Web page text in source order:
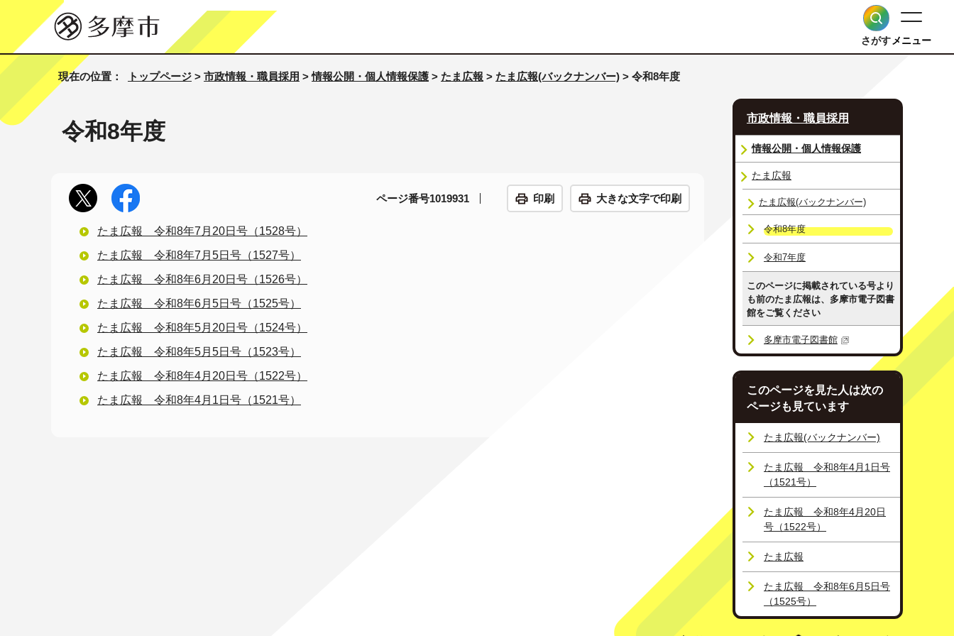
さがすメニュー
現在の位置： トップページ > 市政情報・職員採用 >情報公開・個人情報保護 > たま広報 > たま広報(バックナンバー) > 令和8年度
令和8年度
ページ番号1019931 印刷 大きな文字で印刷
たま広報 令和8年7月20日号（1528号）
たま広報 令和8年7月5日号（1527号）
たま広報 令和8年6月20日号（1526号）
たま広報 令和8年6月5日号（1525号）
たま広報 令和8年5月20日号（1524号）
たま広報 令和8年5月5日号（1523号）
たま広報 令和8年4月20日号（1522号）
たま広報 令和8年4月1日号（1521号）
市政情報・職員採用
情報公開・個人情報保護
たま広報
たま広報(バックナンバー)
令和8年度
令和7年度
このページに掲載されている号より
も前のたま広報は、多摩市電子図書
館をご覧ください
多摩市電子図書館
このページを見た人は次の
ページも見ています
たま広報(バックナンバー)
たま広報 令和8年4月1日号
（1521号）
たま広報 令和8年4月20日
号（1522号）
たま広報
たま広報 令和8年6月5日号
（1525号）